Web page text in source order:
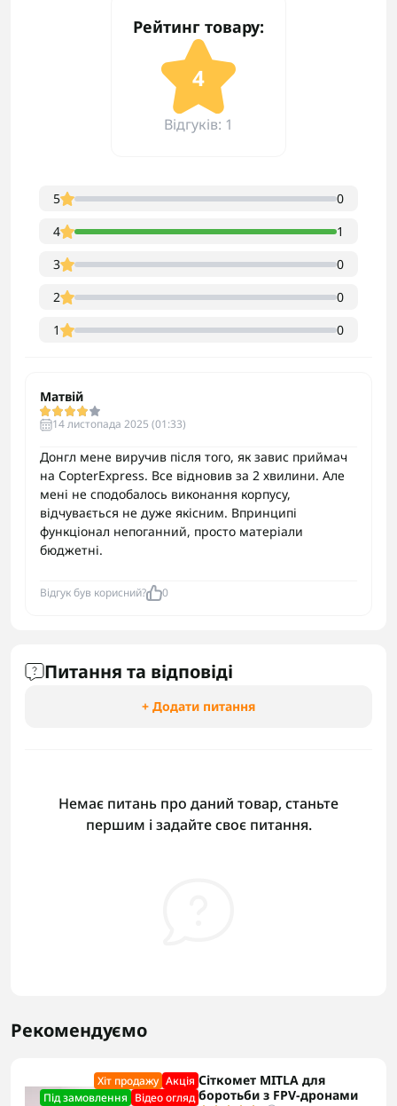
Рейтинг товару:
4
Відгуків: 1
5
0
4
1
3
0
2
0
1
0
Матвій
14 листопада 2025 (01:33)
Донгл мене виручив після того, як завис приймач
на CopterExpress. Все відновив за 2 хвилини. Але
мені не сподобалось виконання корпусу,
відчувається не дуже якісним. Впринципі
функціонал непоганний, просто матеріали
бюджетні.
Відгук був корисний? 0
Питання та відповіді
+ Додати питання
Немає питань про даний товар, станьте
першим і задайте своє питання.
Рекомендуємо
Хіт продажу Акцiя
Під замовлення Відео огляд
Сіткомет MITLA для
боротьби з FPV-дронами